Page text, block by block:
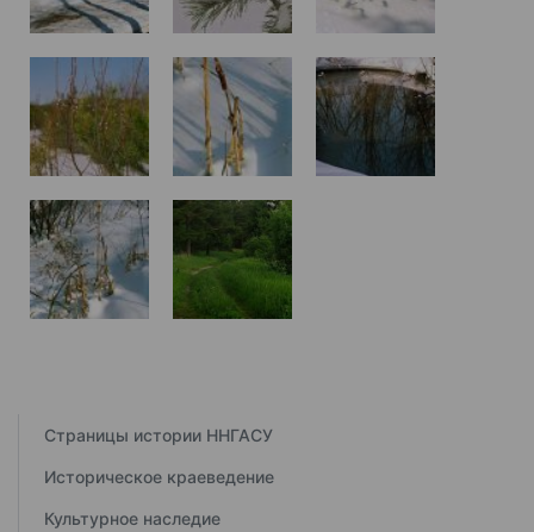
Страницы истории ННГАСУ
Историческое краеведение
Культурное наследие